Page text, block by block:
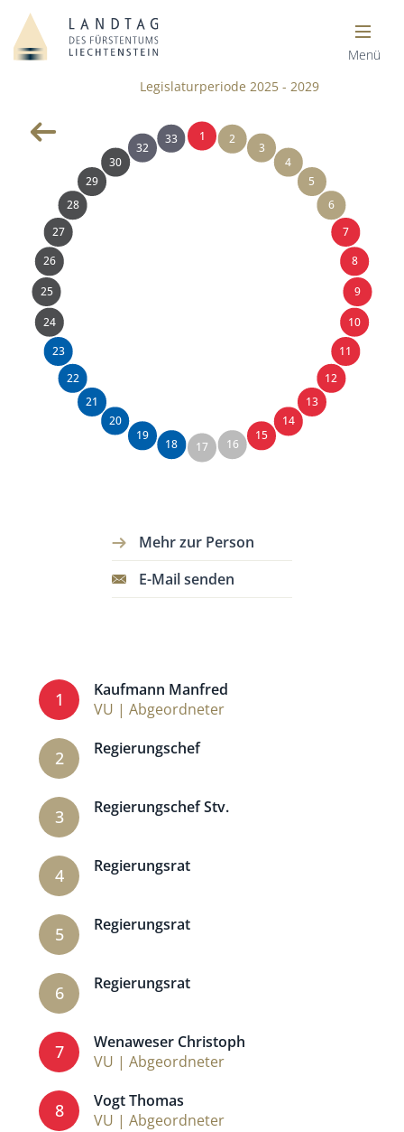
Menü
Legislaturperiode 2025 - 2029
1 2
3
4
5
6
7
8
9
10
11
12
13
14
15
16
17
18
19
20
21
22
23
24
25
26
27
28
29
30
32
33
Mehr zur Person
E-Mail senden
1
Kaufmann Manfred
VU | Abgeordneter
2 Regierungschef
3 Regierungschef Stv.
4 Regierungsrat
5 Regierungsrat
6 Regierungsrat
7
Wenaweser Christoph
VU | Abgeordneter
8
Vogt Thomas
VU | Abgeordneter